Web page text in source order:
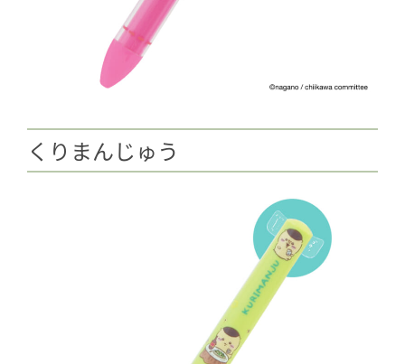
くりまんじゅう